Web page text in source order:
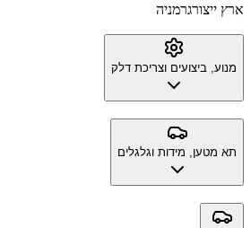
ארץ ייצורגרמניה
מנוע, ביצועים וצריכת דלק
תא מטען, מידות וגלגלים